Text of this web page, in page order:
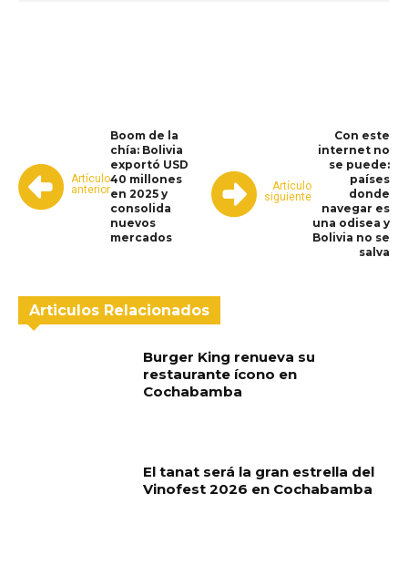
Artículo
anterior
Boom de la
chía: Bolivia
exportó USD
40 millones
en 2025 y
consolida
nuevos
mercados
Artículo
siguiente
Con este
internet no
se puede:
países
donde
navegar es
una odisea y
Bolivia no se
salva
Articulos Relacionados
Burger King renueva su
restaurante ícono en
Cochabamba
El tanat será la gran estrella del
Vinofest 2026 en Cochabamba